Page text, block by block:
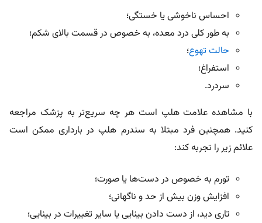
احساس ناخوشی یا خستگی؛
به طور کلی درد معده، به خصوص در قسمت بالای شکم؛
حالت تهوع؛
استفراغ؛
سردرد.
با مشاهده علامت هلپ است هر چه سریع‌تر به پزشک مراجعه
کنید. همچنین فرد مبتلا به سندرم هلپ در بارداری ممکن است
علائم زیر را تجربه کند:
تورم به خصوص در دست‌ها یا صورت؛
افزایش وزن بیش از حد و ناگهانی؛
تاری دید، از دست دادن بینایی یا سایر تغییرات در بینایی؛